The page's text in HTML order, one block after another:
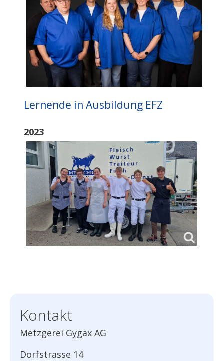
Lernende in Ausbildung EFZ
2023
Kontakt
Metzgerei Gygax AG
Dorfstrasse 14